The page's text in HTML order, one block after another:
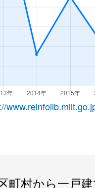
町村から一戸